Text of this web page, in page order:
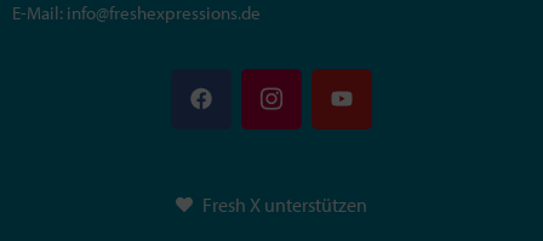
E-Mail: info@freshexpressions.de
Fresh X unterstützen